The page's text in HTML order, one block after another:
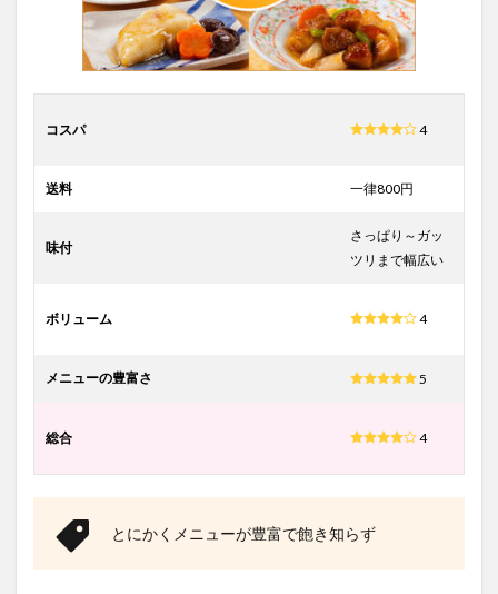
コスパ 4
送料 一律800円
味付
さっぱり～ガッ
ツリまで幅広い
ボリューム 4
メニューの豊富さ 5
総合 4
とにかくメニューが豊富で飽き知らず